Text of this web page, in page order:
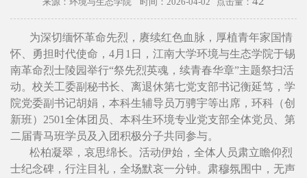
为深切缅怀革命先烈，赓续红色血脉，厚植青年家国情
怀、勇担时代使命，4月1日，江南大学环境与生态学院于锡
南革命烈士陵园举行“祭先烈英魂，续青春华章”主题祭扫活
动。校关工委副秘书长、离退休第七党支部书记衡延笃，学
院党委副书记胡娟，本科生辅导员万骋宇等出席，环科（创
新班）2501全体团员、本科生环境专业党支部全体党员、第
二届青马班学员及入团积极分子共同参与。
松柏凝翠，哀思绵长。活动伊始，全体人员肃立瞻仰烈
士纪念碑，行注目礼，全场默哀一分钟。肃穆氛围中，无声